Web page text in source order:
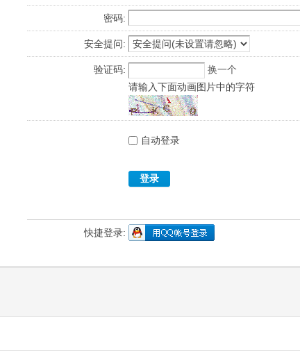
密码:
安全提问:
验证码:
换一个
请输入下面动画图片中的字符
自动登录
登录
快捷登录: